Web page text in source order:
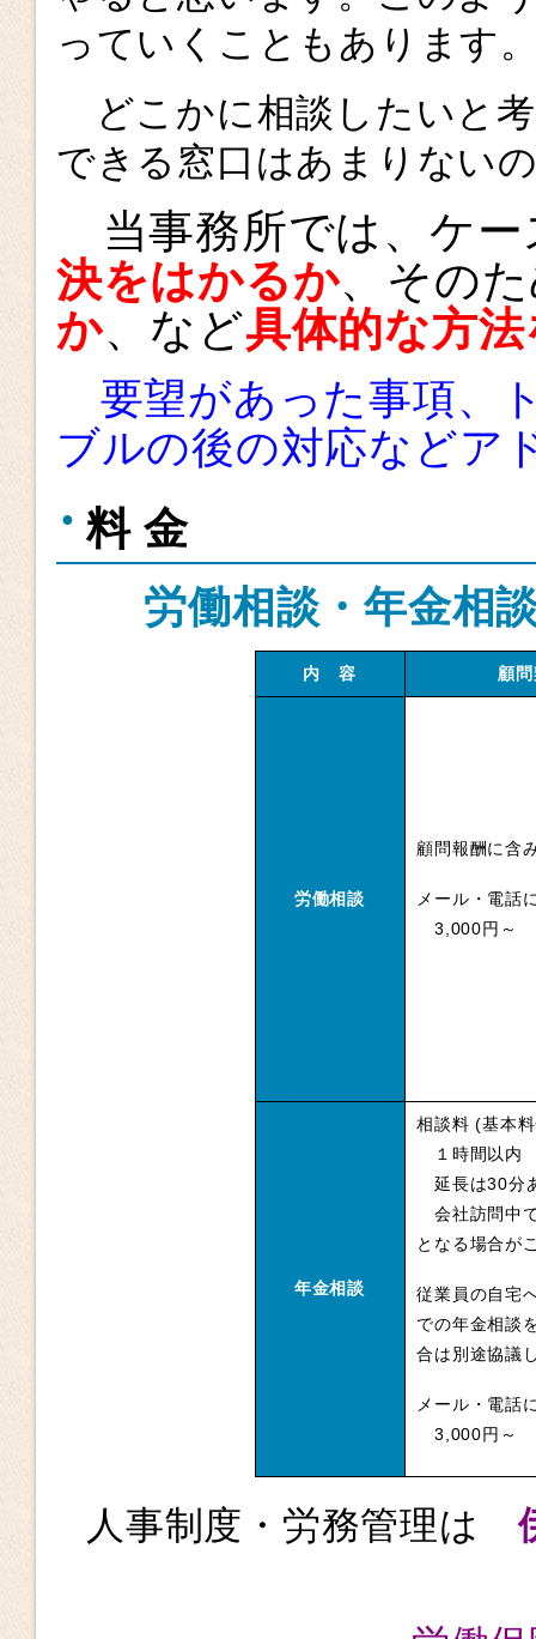
っていくこともあります
どこかに相談したいと
できる窓口はあまりない
当事務所では、ケー
決をはかるか、その
か、など具体的な方
要望があった事項、
ブルの後の対応などア
料 金
労働相談・年金相
内 容 顧
労働相談
顧問報酬に含
メール・電
3,000円～
年金相談
相談料 (基本
１時間以内
延長は30分
会社訪問中
となる場合が
従業員の自宅
での年金相談
合は別途協議
メール・
3,000円～
人事制度・労務管理は